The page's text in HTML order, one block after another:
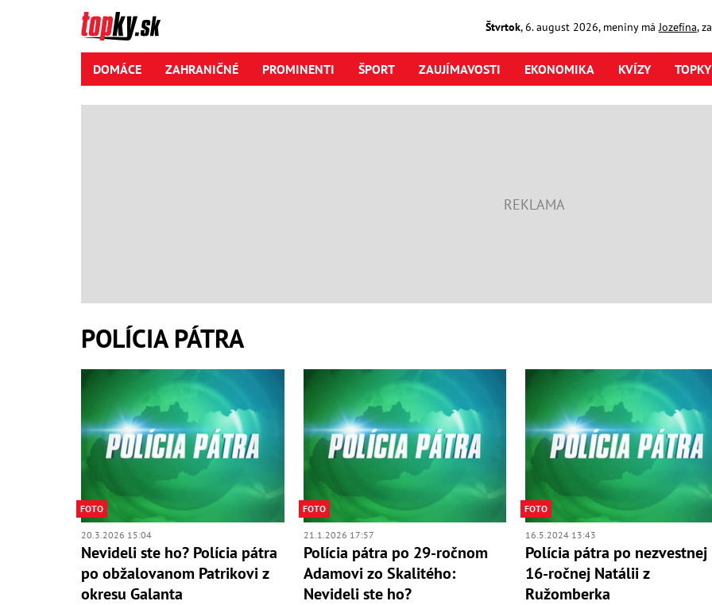
Štvrtok,6. august2026, meniny má Jozefína,
DOMÁCE ZAHRANIČNÉ PROMINENTI ŠPORT ZAUJÍMAVOSTI EKONOMIKA KVÍZY
POLÍCIA PÁTRA
FOTO
20.3.2026 15:04
Nevideli ste ho? Polícia pátra
po obžalovanom Patrikovi z
okresu Galanta
FOTO
21.1.2026 17:57
Polícia pátra po 29-ročnom
Adamovi zo Skalitého:
Nevideli ste ho?
FOTO
16.5.2024 13:43
Polícia pátra po nezvestnej
16-ročnej Natálii z
Ružomberka